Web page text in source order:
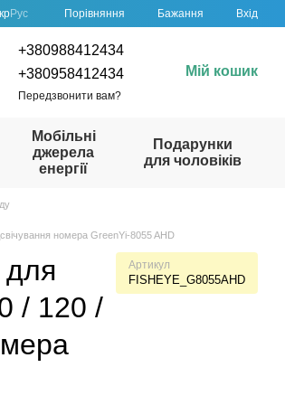
Рус Порівняння Бажання Вхід
+380988412434
+380958412434
Передзвонити вам?
Мій кошик
Мобільні
джерела
енергії
Подарунки
для чоловіків
номера GreenYi-8055 AHD
для
/ 120 /
Артикул
FISHEYE_G8055AHD